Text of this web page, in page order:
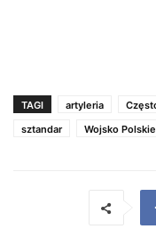
TAGI artyleria
sztandar
Wojsko Polskie